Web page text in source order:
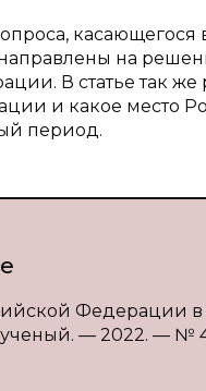
на
В статье так
и какое место
период.
Федерации
— 2022. — №